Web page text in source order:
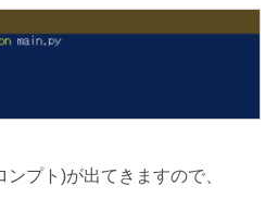
プト)が出てきますので、